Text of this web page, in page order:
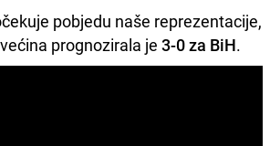
pobjedu naše reprezentacije,
prognozirala je 3-0 za BiH.